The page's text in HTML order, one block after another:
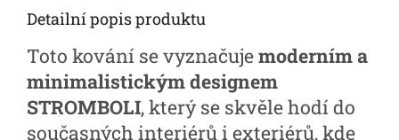
Detailní popis produktu
Toto kování se vyznačujemoderním a
minimalistickým designem
STROMBOLI, který se skvěle hodí do
současných interiérů i exteriérů, kde